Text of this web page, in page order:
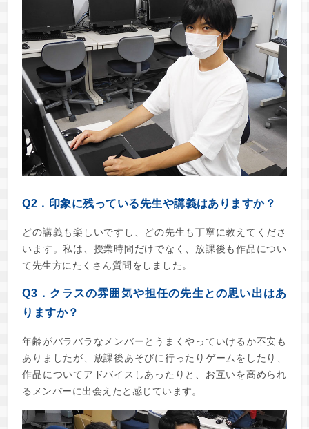
Q2．印象に残っている先生や講義はありますか？
どの講義も楽しいですし、どの先生も丁寧に教えてくださ
います。私は、授業時間だけでなく、放課後も作品につい
て先生方にたくさん質問をしました。
Q3．クラスの雰囲気や担任の先生との思い出はあ
りますか？
年齢がバラバラなメンバーとうまくやっていけるか不安も
ありましたが、放課後あそびに行ったりゲームをしたり、
作品についてアドバイスしあったりと、お互いを高められ
るメンバーに出会えたと感じています。